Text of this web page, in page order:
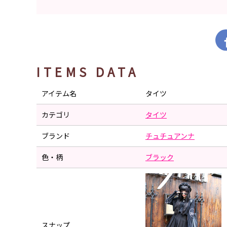
ITEMS DATA
アイテム名 タイツ
カテゴリ タイツ
ブランド チュチュアンナ
色・柄 ブラック
スナップ